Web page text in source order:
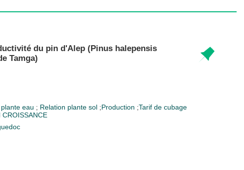
du pin d'Alep (Pinus halepensis
Tamga)
eau ; Relation plante sol ;Production ;Tarif de cubage
CROISSANCE